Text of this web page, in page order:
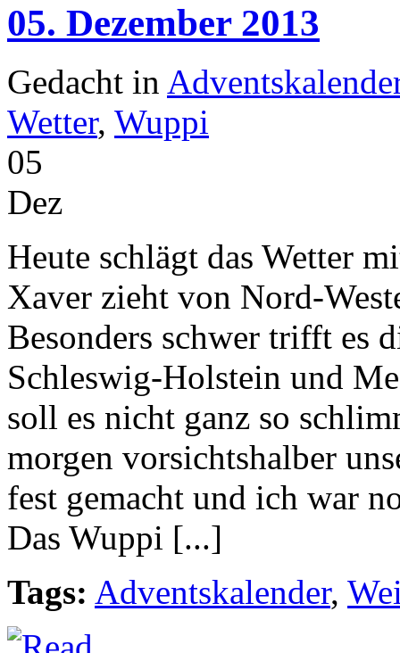
05. Dezember 2013
Gedacht in
Wetter, Wuppi
05
Dez
Heute schlägt das Wetter
Xaver zieht von Nord-
Besonders schwer trifft es
Schleswig-Holstein und
soll es nicht ganz so
morgen vorsichtshalber
fest gemacht und ich war
Das Wuppi [...]
Tags: Adventskalender,